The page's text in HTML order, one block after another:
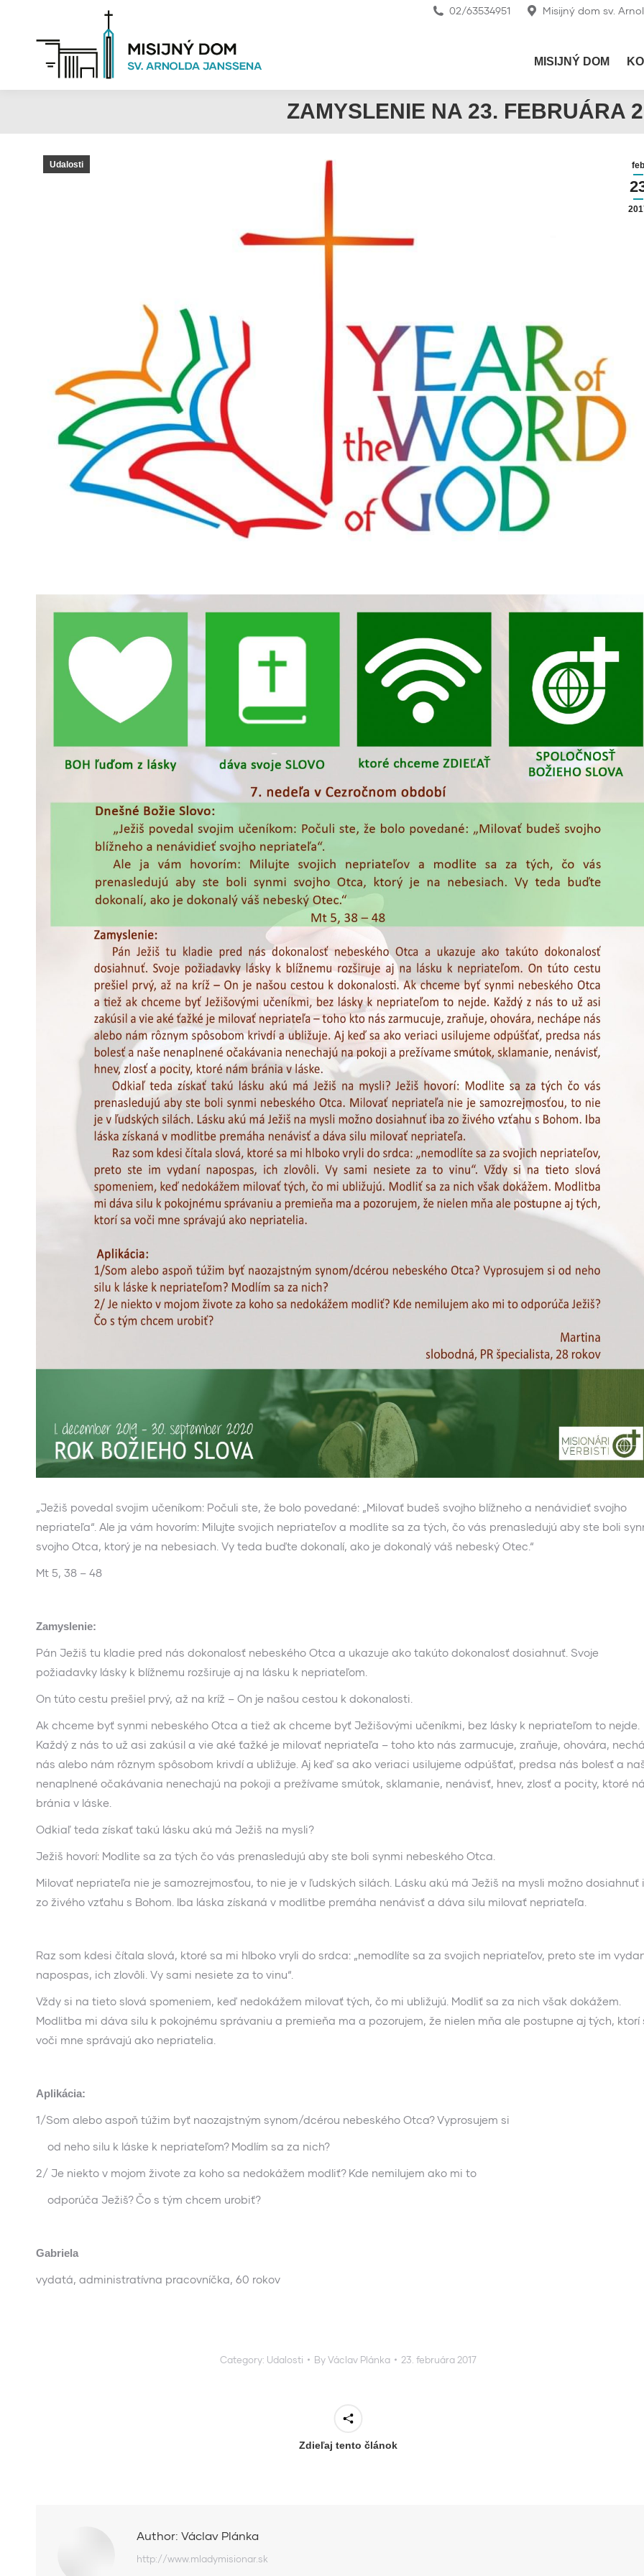
02/63534951 Misijný dom sv.
MISIJNÝ DOM
ZAMYSLENIE NA 23. FEBRUÁRA
feb
Udalosti
„Ježiš povedal svojim učeníkom: Počuli ste, že bolo povedané: „Milovať budeš svojho blížneho a nenávidieť svojho
nepriateľa“. Ale ja vám hovorím: Milujte svojich nepriateľov a modlite sa za tých, čo vás prenasledujú aby ste boli
svojho Otca, ktorý je na nebesiach. Vy teda buďte dokonalí, ako je dokonalý váš nebeský Otec.“
Mt 5, 38 – 48
Zamyslenie:
Pán Ježiš tu kladie pred nás dokonalosť nebeského Otca a ukazuje ako takúto dokonalosť dosiahnuť. Svoje
požiadavky lásky k blížnemu rozširuje aj na lásku k nepriateľom.
On túto cestu prešiel prvý, až na kríž – On je našou cestou k dokonalosti.
Ak chceme byť synmi nebeského Otca a tiež ak chceme byť Ježišovými učeníkmi, bez lásky k nepriateľom to nejde.
Každý z nás to už asi zakúsil a vie aké ťažké je milovať nepriateľa – toho kto nás zarmucuje, zraňuje, ohovára,
nás alebo nám rôznym spôsobom krivdí a ubližuje. Aj keď sa ako veriaci usilujeme odpúšťať, predsa nás bolesť a
nenaplnené očakávania nenechajú na pokoji a prežívame smútok, sklamanie, nenávisť, hnev, zlosť a pocity, ktoré
bránia v láske.
Odkiaľ teda získať takú lásku akú má Ježiš na mysli?
Ježiš hovorí: Modlite sa za tých čo vás prenasledujú aby ste boli synmi nebeského Otca.
Milovať nepriateľa nie je samozrejmosťou, to nie je v ľudských silách. Lásku akú má Ježiš na mysli možno dosiahnuť
zo živého vzťahu s Bohom. Iba láska získaná v modlitbe premáha nenávisť a dáva silu milovať nepriateľa.
Raz som kdesi čítala slová, ktoré sa mi hlboko vryli do srdca: „nemodlíte sa za svojich nepriateľov, preto ste im
napospas, ich zlovôli. Vy sami nesiete za to vinu“.
Vždy si na tieto slová spomeniem, keď nedokážem milovať tých, čo mi ubližujú. Modliť sa za nich však dokážem.
Modlitba mi dáva silu k pokojnému správaniu a premieňa ma a pozorujem, že nielen mňa ale postupne aj tých, ktorí
voči mne správajú ako nepriatelia.
Aplikácia:
1/Som alebo aspoň túžim byť naozajstným synom/dcérou nebeského Otca? Vyprosujem si
od neho silu k láske k nepriateľom? Modlím sa za nich?
2/ Je niekto v mojom živote za koho sa nedokážem modliť? Kde nemilujem ako mi to
odporúča Ježiš? Čo s tým chcem urobiť?
Gabriela
vydatá, administratívna pracovníčka, 60 rokov
Category: Udalosti ByVáclav Plánka 23. februára 2017
Zdieľaj tento článok
Author: Václav Plánka
http://www.mladymisionar.sk